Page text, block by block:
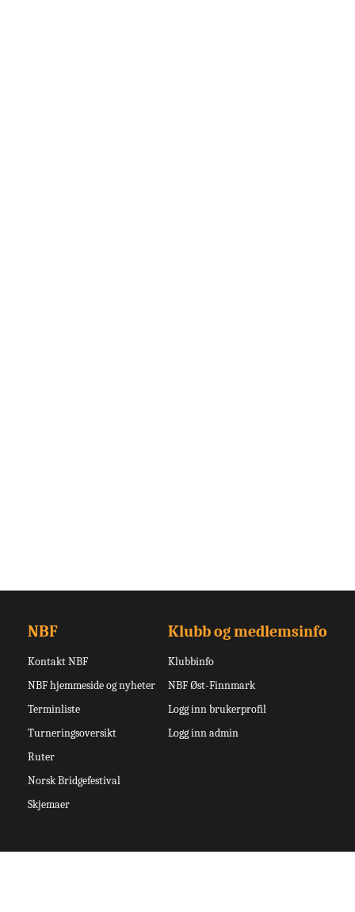
NBF
Kontakt NBF
NBF hjemmeside og nyheter
Terminliste
Turneringsoversikt
Ruter
Norsk Bridgefestival
Skjemaer
Klubb og medlemsinfo
Klubbinfo
NBF Øst-Finnmark
Logg inn brukerprofil
Logg inn admin